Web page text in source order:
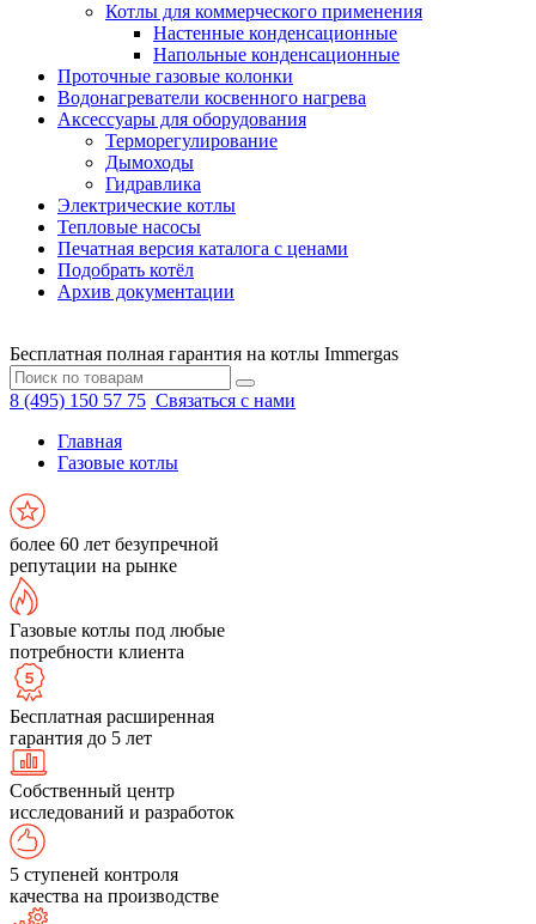
Котлы для коммерческого применения
Настенные конденсационные
Напольные конденсационные
Проточные газовые колонки
Водонагреватели косвенного нагрева
Аксессуары для оборудования
Терморегулирование
Дымоходы
Гидравлика
Электрические котлы
Тепловые насосы
Печатная версия каталога с ценами
Подобрать котёл
Архив документации
Бесплатная полная гарантия на котлы Immergas
8 (495) 150 57 75 Связаться с нами
Главная
Газовые котлы
более 60 лет безупречной
репутации на рынке
Газовые котлы под любые
потребности клиента
Бесплатная расширенная
гарантия до 5 лет
Собственный центр
исследований и разработок
5 ступеней контроля
качества на производстве